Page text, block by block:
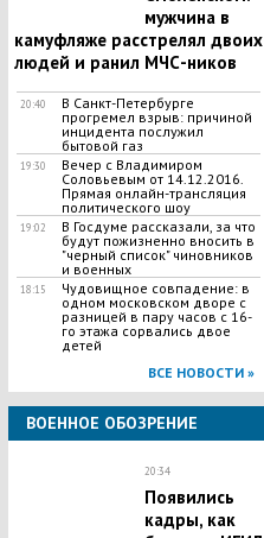
мужчина в
камуфляже расстрелял двоих
людей и ранил МЧС-ников
20:40
​В Санкт-Петербурге
прогремел взрыв: причиной
инцидента послужил
бытовой газ
19:30
Вечер с Владимиром
Соловьевым от 14.12.2016.
Прямая онлайн-трансляция
политического шоу
19:02
В Госдуме рассказали, за что
будут пожизненно вносить в
"черный список" чиновников
и военных
18:15
Чудовищное совпадение: в
одном московском дворе с
разницей в пару часов с 16-
го этажа сорвались двое
детей
ВСЕ НОВОСТИ »
ВОЕННОЕ ОБОЗРЕНИЕ
20:34
Появились
кадры, как